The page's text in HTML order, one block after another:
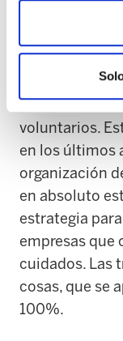
todas, exijan
medidas para
De hecho,
del sector
voluntarios.
en los últimos
organización
en absoluto
estrategia
empresas que
cuidados. Las
cosas, que se
100%.